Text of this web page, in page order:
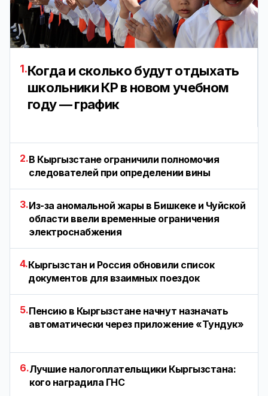
1.Когда и сколько будут отдыхать
школьники КР в новом учебном
году — график
2.В Кыргызстане ограничили полномочия
следователей при определении вины
3.Из-за аномальной жары в Бишкеке и Чуйской
области ввели временные ограничения
электроснабжения
4.Кыргызстан и Россия обновили список
документов для взаимных поездок
5.Пенсию в Кыргызстане начнут назначать
автоматически через приложение «Тундук»
6.Лучшие налогоплательщики Кыргызстана:
кого наградила ГНС